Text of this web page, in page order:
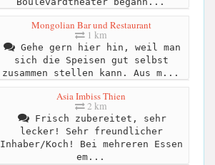
Mongolian Bar und Restaurant
1 km
Gehe gern hier hin, weil man
sich die Speisen gut selbst
zusammen stellen kann. Aus m...
Asia Imbiss Thien
2 km
Frisch zubereitet, sehr
lecker! Sehr freundlicher
Inhaber/Koch! Bei mehreren Essen
em...